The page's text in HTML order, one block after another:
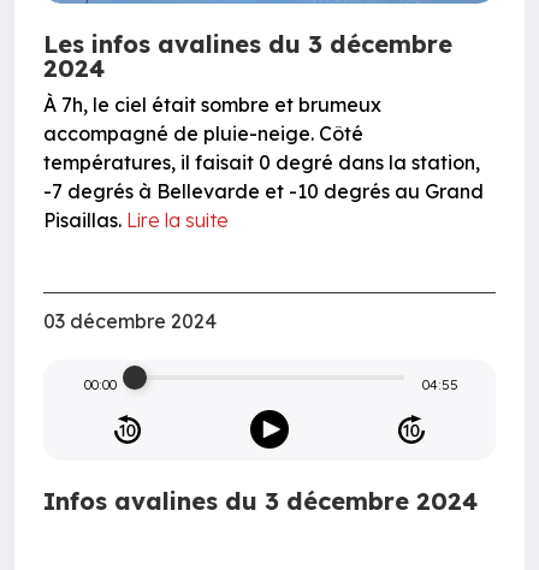
Les infos avalines du 3 décembre
2024
À 7h, le ciel était sombre et brumeux
accompagné de pluie-neige. Côté
températures, il faisait 0 degré dans la station,
-7 degrés à Bellevarde et -10 degrés au Grand
Pisaillas. Lire la suite
03 décembre 2024
00:00 04:55
Infos avalines du 3 décembre 2024